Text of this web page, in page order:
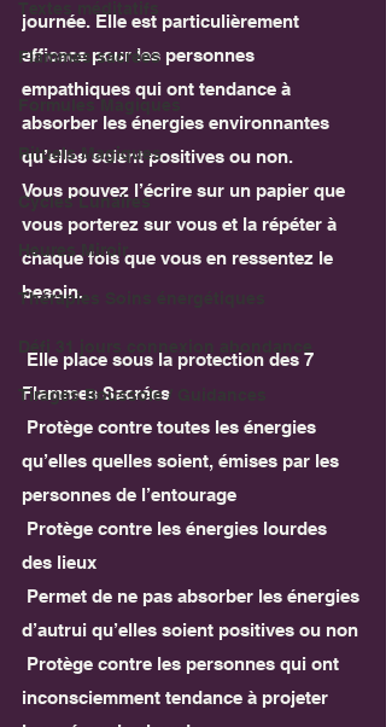
Flammes sacrées
Formules Magiques
Rituels Magiques
Cycles Lunaires
Heures Miroir
Thérapies Soins énergétiques
Tirages Boussole / Guidances
journée. Elle est particulièrement
efficace pour les personnes
empathiques qui ont tendance à
absorber les énergies environnantes
qu’elles soient positives ou non.
Vous pouvez l’écrire sur un papier que
vous porterez sur vous et la répéter à
chaque fois que vous en ressentez le
besoin.
Flammes Sacrées
qu’elles quelles soient, émises par les
personnes de l’entourage
des lieux
d’autrui qu’elles soient positives ou non
inconsciemment tendance à projeter